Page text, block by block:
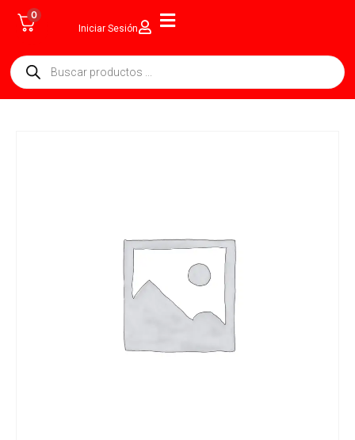
0
Iniciar Sesión